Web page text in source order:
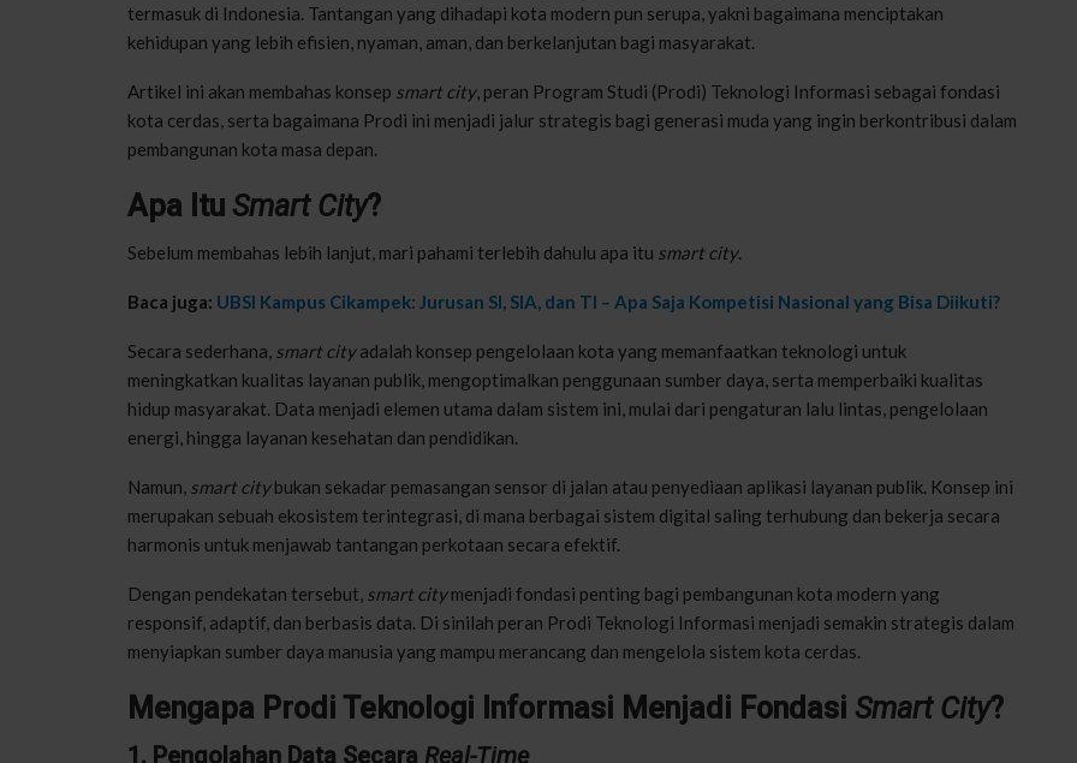
termasuk di Indonesia. Tantangan yang dihadapi kota modern pun serupa, yakni bagaimana menciptakan
kehidupan yang lebih efisien, nyaman, aman, dan berkelanjutan bagi masyarakat.
Artikel ini akan membahas konsep smart city, peran Program Studi (Prodi) Teknologi Informasi sebagai fondasi
kota cerdas, serta bagaimana Prodi ini menjadi jalur strategis bagi generasi muda yang ingin berkontribusi dalam
pembangunan kota masa depan.
Apa Itu Smart City?
Sebelum membahas lebih lanjut, mari pahami terlebih dahulu apa itu smart city.
Baca juga: UBSI Kampus Cikampek: Jurusan SI, SIA, dan TI – Apa Saja Kompetisi Nasional yang Bisa Diikuti?
Secara sederhana, smart cityadalah konsep pengelolaan kota yang memanfaatkan teknologi untuk
meningkatkan kualitas layanan publik, mengoptimalkan penggunaan sumber daya, serta memperbaiki kualitas
hidup masyarakat. Data menjadi elemen utama dalam sistem ini, mulai dari pengaturan lalu lintas, pengelolaan
energi, hingga layanan kesehatan dan pendidikan.
Namun, smart citybukan sekadar pemasangan sensor di jalan atau penyediaan aplikasi layanan publik. Konsep ini
merupakan sebuah ekosistem terintegrasi, di mana berbagai sistem digital saling terhubung dan bekerja secara
harmonis untuk menjawab tantangan perkotaan secara efektif.
Dengan pendekatan tersebut, smart citymenjadi fondasi penting bagi pembangunan kota modern yang
responsif, adaptif, dan berbasis data. Di sinilah peran Prodi Teknologi Informasi menjadi semakin strategis dalam
menyiapkan sumber daya manusia yang mampu merancang dan mengelola sistem kota cerdas.
Mengapa Prodi Teknologi Informasi Menjadi Fondasi Smart City?
1. Pengolahan Data Secara Real-Time